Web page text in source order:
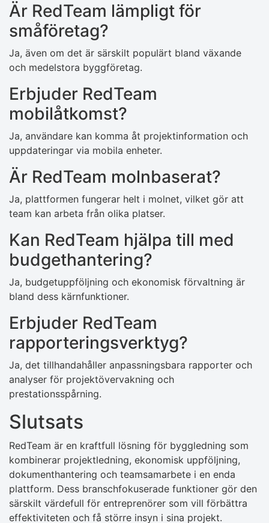
Är RedTeam lämpligt för
småföretag?
Ja, även om det är särskilt populärt bland växande
och medelstora byggföretag.
Erbjuder RedTeam
mobilåtkomst?
Ja, användare kan komma åt projektinformation och
uppdateringar via mobila enheter.
Är RedTeam molnbaserat?
Ja, plattformen fungerar helt i molnet, vilket gör att
team kan arbeta från olika platser.
Kan RedTeam hjälpa till med
budgethantering?
Ja, budgetuppföljning och ekonomisk förvaltning är
bland dess kärnfunktioner.
Erbjuder RedTeam
rapporteringsverktyg?
Ja, det tillhandahåller anpassningsbara rapporter och
analyser för projektövervakning och
prestationsspårning.
Slutsats
RedTeam är en kraftfull lösning för byggledning som
kombinerar projektledning, ekonomisk uppföljning,
dokumenthantering och teamsamarbete i en enda
plattform. Dess branschfokuserade funktioner gör den
särskilt värdefull för entreprenörer som vill förbättra
effektiviteten och få större insyn i sina projekt.